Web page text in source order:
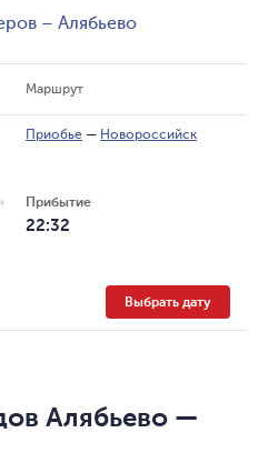
– Алябьево
Маршрут
Приобье — Новороссийск
Прибытие
22:32
Выбрать дату
Алябьево —